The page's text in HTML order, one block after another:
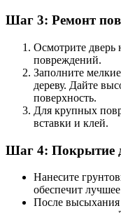
Шаг 3: Ремонт
Осмотрите дверь
повреждений.
Заполните
дереву. Дайте
поверхность.
Для крупных
вставки и клей.
Шаг 4: Покрытие
Нанесите
обеспечит
После высыхания